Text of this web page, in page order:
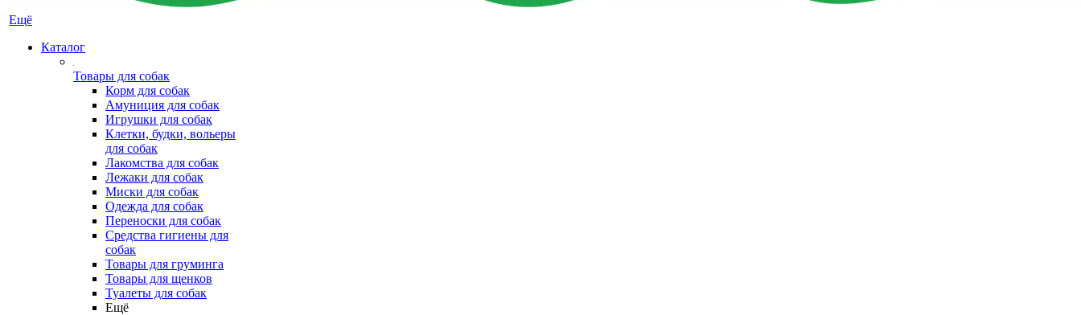
Ещё
Каталог
Товары для собак
Корм для собак
Амуниция для собак
Игрушки для собак
Клетки, будки, вольеры
для собак
Лакомства для собак
Лежаки для собак
Миски для собак
Одежда для собак
Переноски для собак
Средства гигиены для
собак
Товары для груминга
Товары для щенков
Туалеты для собак
Ещё